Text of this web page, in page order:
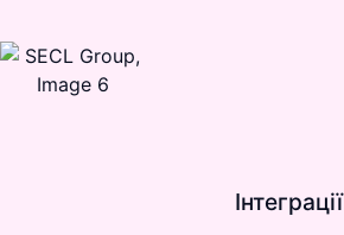
Інтеграції